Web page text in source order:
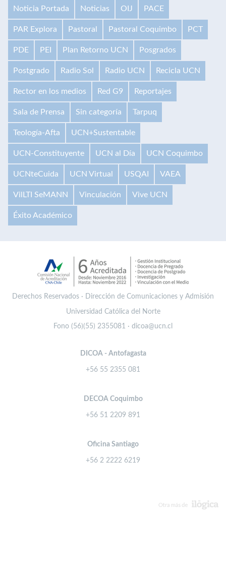
Noticia Portada Noticias OIJ PACE
PAR Explora Pastoral Pastoral Coquimbo PCT
PDE PEI Plan Retorno UCN Posgrados
Postgrado Radio Sol Radio UCN Recicla UCN
Rector en los medios Red G9 Reportajes
Sala de Prensa Sin categoría Tarpuq
Teología-Afta UCN+Sustentable
UCN-Constituyente UCN al Día UCN Coquimbo
UCNteCuida UCN Virtual USQAI VAEA
VilLTI SeMANN Vinculación Vive UCN
Éxito Académico
Derechos Reservados · Dirección de Comunicaciones y Admisión
Universidad Católica del Norte
Fono (56)(55) 2355081 · dicoa@ucn.cl
DICOA - Antofagasta
+56 55 2355 081
DECOA Coquimbo
+56 51 2209 891
Oficina Santiago
+56 2 2222 6219